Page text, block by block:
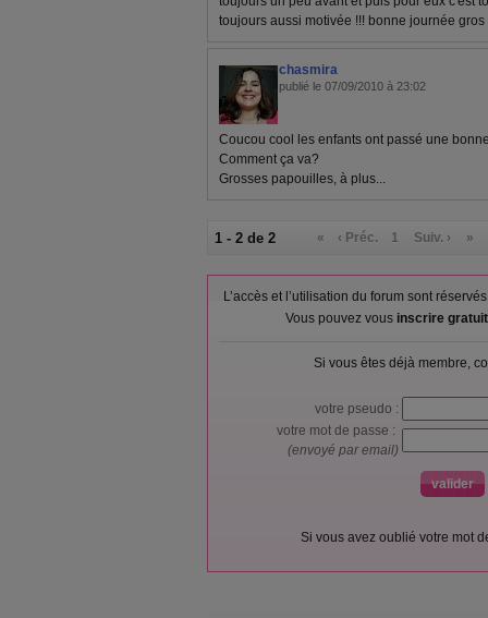
toujours aussi motivée !!! bonne journée
chasmira
publié le 07/09/2010 à 23:02
Coucou cool les enfants ont passé une
Comment ça va?
Grosses papouilles, à plus...
1 - 2 de 2 « ‹ Préc. 1 Suiv. › »
L’accès et l’utilisation du forum sont
Vous pouvez vous inscrire
Si vous êtes déjà membre,
votre pseudo :
votre mot de passe :
(envoyé par email)
Si vous avez oublié votre mot